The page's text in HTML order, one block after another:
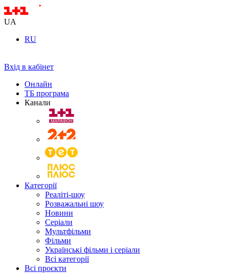
UA
RU
Вхід в кабінет
Онлайн
ТБ програма
Канали
Категорії
Реаліті-шоу
Розважальні шоу
Новини
Серіали
Мультфільми
Фільми
Українські фільми і серіали
Всі категорії
Всі проєкти